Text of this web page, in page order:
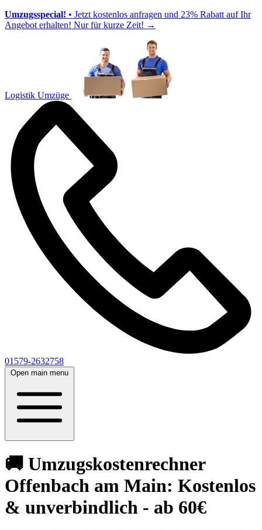
Umzugsspecial! • Jetzt kostenlos anfragen und 23% Rabatt auf Ihr
Angebot erhalten! Nur für kurze Zeit! →
Logistik Umzüge
01579-2632758
Open main menu
🚚 Umzugskostenrechner
Offenbach am Main: Kostenlos
& unverbindlich - ab 60€